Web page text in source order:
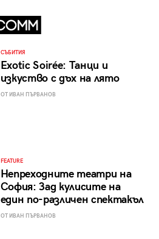
СЪБИТИЯ
Exotic Soirée: Танци и
изкуство с дъх на лято
ОТ ИВАН ПЪРВАНОВ
FEATURE
Непреходните театри на
София: Зад кулисите на
един по-различен спектакъл
ОТ ИВАН ПЪРВАНОВ